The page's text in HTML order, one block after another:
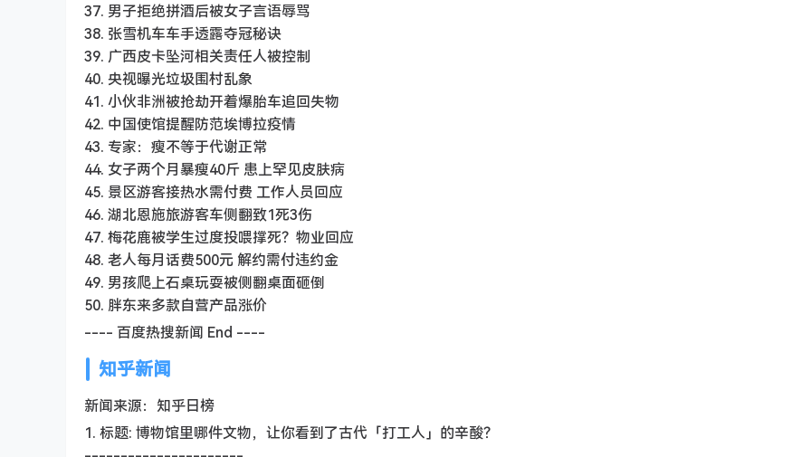
37. 男子拒绝拼酒后被女子言语辱骂
38. 张雪机车车手透露夺冠秘诀
39. 广西皮卡坠河相关责任人被控制
40. 央视曝光垃圾围村乱象
41. 小伙非洲被抢劫开着爆胎车追回失物
42. 中国使馆提醒防范埃博拉疫情
43. 专家：瘦不等于代谢正常
44. 女子两个月暴瘦40斤 患上罕见皮肤病
45. 景区游客接热水需付费 工作人员回应
46. 湖北恩施旅游客车侧翻致1死3伤
47. 梅花鹿被学生过度投喂撑死？物业回应
48. 老人每月话费500元 解约需付违约金
49. 男孩爬上石桌玩耍被侧翻桌面砸倒
50. 胖东来多款自营产品涨价
---- 百度热搜新闻 End ----
知乎新闻
新闻来源：知乎日榜
1. 标题: 博物馆里哪件文物，让你看到了古代「打工人」的辛酸？